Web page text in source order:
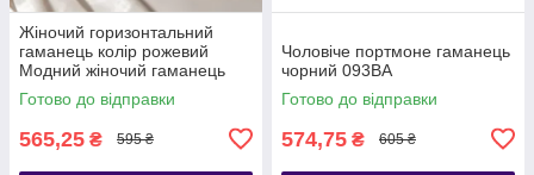
Жіночий горизонтальний
гаманець колір рожевий
Модний жіночий гаманець
Готово до відправки
565,25 ₴ 595 ₴
Чоловіче портмоне гаманець
чорний 093ВА
Готово до відправки
574,75 ₴ 605 ₴